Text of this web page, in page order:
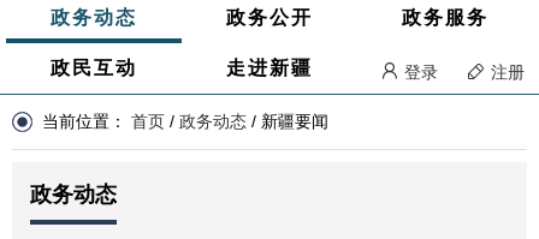
政务动态 政务公开 政务服务
政民互动 走进新疆 登录 注册
当前位置： 首页 / 政务动态 / 新疆要闻
政务动态